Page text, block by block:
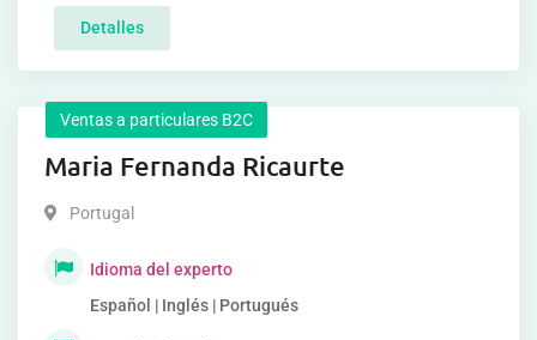
Detalles
Ventas a particulares B2C
Maria Fernanda Ricaurte
Portugal
Idioma del experto
Español | Inglés | Portugués